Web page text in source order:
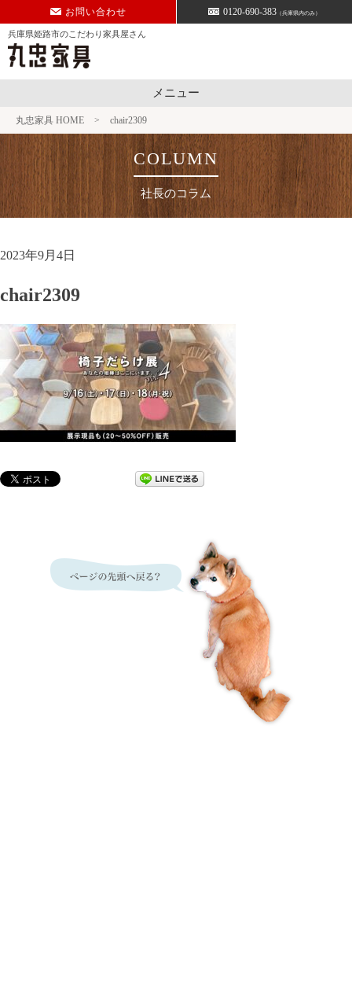
to
content
兵庫県姫路市のこだわり家具屋さん
メニュー
お問い合わせ 0120-690-383 （兵庫県内のみ）
丸忠家具 HOME > chair2309
社長のコラム
2023年9月4日
chair2309